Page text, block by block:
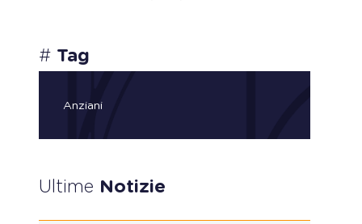
# Tag
Anziani
Ultime Notizie